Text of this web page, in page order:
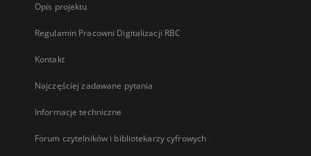
Opis projektu
Regulamin Pracowni Digitalizacji RBC
Kontakt
Najczęściej zadawane pytania
Informacje techniczne
Forum czytelników i bibliotekarzy cyfrowych